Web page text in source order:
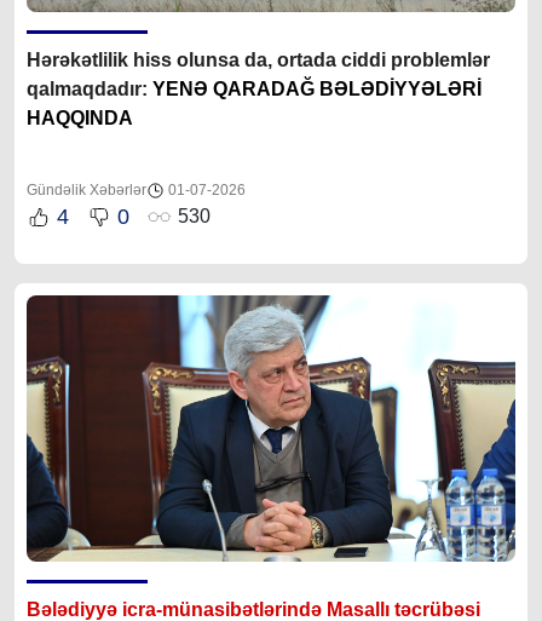
Hərəkətlilik hiss olunsa da, ortada ciddi problemlər
qalmaqdadır: YENƏ QARADAĞ BƏLƏDİYYƏLƏRİ
HAQQINDA
Gündəlik Xəbərlər 01-07-2026
4 0 530
Bələdiyyə icra-münasibətlərində Masallı təcrübəsi